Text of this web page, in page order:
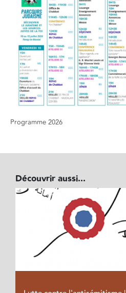
Programme 2026
Découvrir aussi...